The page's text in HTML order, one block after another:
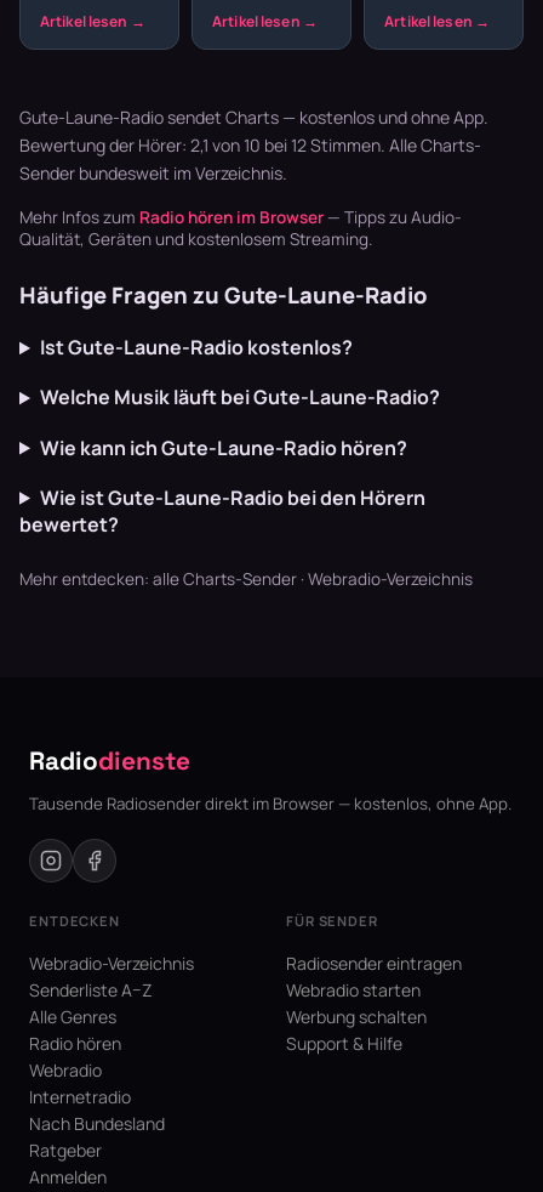
den ganzen
läuft dur…
von echten
die m…
nicht mit
Wave,…
Gute-Laune-Radio sendet Charts — kostenlos und ohne App.
Bewertung der Hörer: 2,1 von 10 bei 12 Stimmen. AlleCharts-
Sender bundesweit im Verzeichnis.
Mehr Infos zum Radio hören im Browser — Tipps zu Audio-
Qualität, Geräten und kostenlosem Streaming.
Häufige Fragen zu Gute-Laune-Radio
Ist Gute-Laune-Radio kostenlos?
Welche Musik läuft bei Gute-Laune-Radio?
Wie kann ich Gute-Laune-Radio hören?
Wie ist Gute-Laune-Radio bei den Hörern
bewertet?
Mehr entdecken: alle Charts-Sender · Webradio-Verzeichnis
Radiodienste
Tausende Radiosender direkt im Browser — kostenlos, ohne App.
ENTDECKEN
Webradio-Verzeichnis
Senderliste A–Z
Alle Genres
Radio hören
Webradio
Internetradio
Nach Bundesland
Ratgeber
Anmelden
FÜR SENDER
Radiosender eintragen
Webradio starten
Werbung schalten
Support & Hilfe